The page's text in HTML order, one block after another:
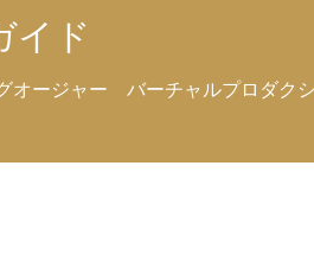
イド
オージャー バーチャルプロダク